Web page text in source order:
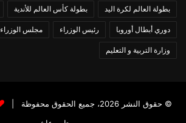
بطولة العالم لكرة اليد بطولة كأس العالم للأندية
دوري أبطال أوروبا رئيس الوزراء مجلس الوزراء
وزارة التربية و التعليم
© حقوق النشر 2026، جميع الحقوق محفوظة |